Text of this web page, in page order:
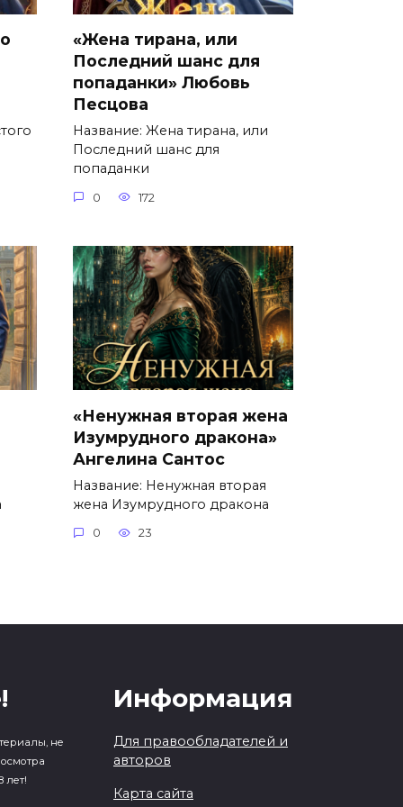
«Жена тирана, или
Последний шанс для
попаданки» Любовь
Песцова
Название: Жена тирана, или
Последний шанс для
попаданки
0 172
«Ненужная вторая жена
Изумрудного дракона»
Ангелина Сантос
Название: Ненужная вторая
жена Изумрудного дракона
0 23
не
лет!
Информация
Для правообладателей и
авторов
Карта сайта